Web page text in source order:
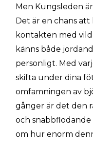
Men Kungsleden
Det är en chans
kontakten med
känns både
personligt. Med
skifta under dina
omfamningen av
gånger är det den
och
om hur enorm